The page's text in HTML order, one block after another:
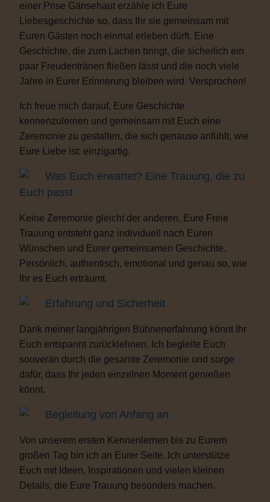
einer Prise Gänsehaut erzähle ich Eure
Liebesgeschichte so, dass Ihr sie gemeinsam mit
Euren Gästen noch einmal erleben dürft. Eine
Geschichte, die zum Lachen bringt, die sicherlich ein
paar Freudentränen fließen lässt und die noch viele
Jahre in Eurer Erinnerung bleiben wird. Versprochen!
Ich freue mich darauf, Eure Geschichte
kennenzulernen und gemeinsam mit Euch eine
Zeremonie zu gestalten, die sich genauso anfühlt, wie
Eure Liebe ist: einzigartig.
Was Euch erwartet? Eine Trauung, die zu
Euch passt
Keine Zeremonie gleicht der anderen. Eure Freie
Trauung entsteht ganz individuell nach Euren
Wünschen und Eurer gemeinsamen Geschichte.
Persönlich, authentisch, emotional und genau so, wie
Ihr es Euch erträumt.
Erfahrung und Sicherheit
Dank meiner langjährigen Bühnenerfahrung könnt Ihr
Euch entspannt zurücklehnen. Ich begleite Euch
souverän durch die gesamte Zeremonie und sorge
dafür, dass Ihr jeden einzelnen Moment genießen
könnt.
Begleitung von Anfang an
Von unserem ersten Kennenlernen bis zu Eurem
großen Tag bin ich an Eurer Seite. Ich unterstütze
Euch mit Ideen, Inspirationen und vielen kleinen
Details, die Eure Trauung besonders machen.